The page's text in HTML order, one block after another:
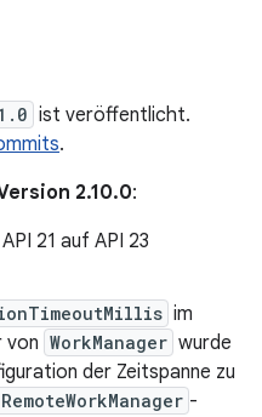
ist veröffentlicht.
.
2.10.0:
21 auf API 23
im
von WorkManager wurde
der Zeitspanne zu
RemoteWorkManager -